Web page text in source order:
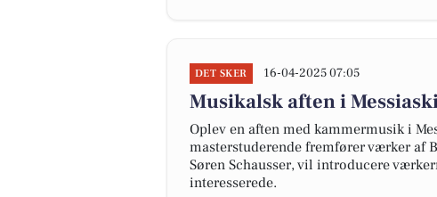
DET SKER 16-04-2025 07:05
Musikalsk aften i
Oplev en aften med kammermusik i
masterstuderende fremfører værker af
Søren Schausser, vil introducere
interesserede.